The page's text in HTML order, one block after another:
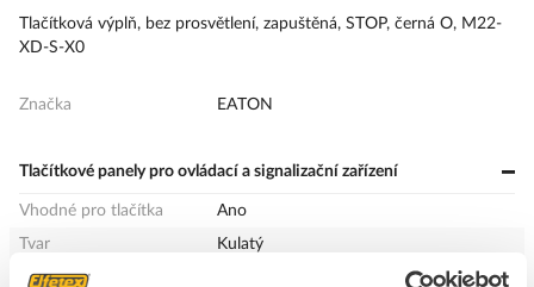
Tlačítková výplň, bez prosvětlení, zapuštěná, STOP, černá O, M22-
XD-S-X0
Značka EATON
Tlačítkové panely pro ovládací a signalizační zařízení
Vhodné pro tlačítka
Ano
Tvar
Kulatý
Konstrukční typ